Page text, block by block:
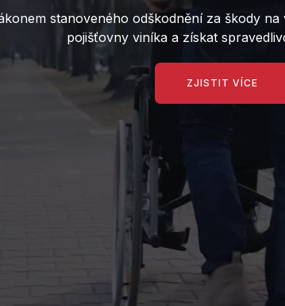
stanoveného odškodnění za škody
pojišťovny viníka a získat
ZJISTIT VÍCE